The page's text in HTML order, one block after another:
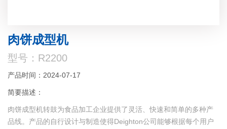
肉饼成型机
型号：R2200
产品时间：2024-07-17
简要描述：
肉饼成型机转鼓为食品加工企业提供了灵活、快速和简单的多种产
品线。产品的自行设计与制造使得Deighton公司能够根据每个用户